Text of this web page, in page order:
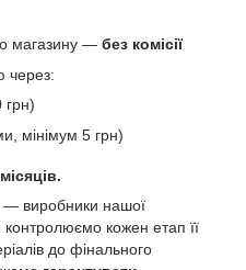
магазину — без комісії
через:
грн)
мінімум 5 грн)
— виробники нашої
кожен етап її
до фінального